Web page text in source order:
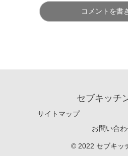
コメントを書
セブキッチ
サイトマップ
お問い合
© 2022 セブキッ